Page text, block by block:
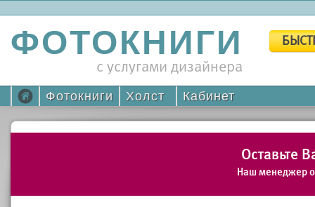
ФОТОКНИГИ
с услугами дизайнера
Фотокниги Холст Кабинет
Оставьте
Наш менеджер